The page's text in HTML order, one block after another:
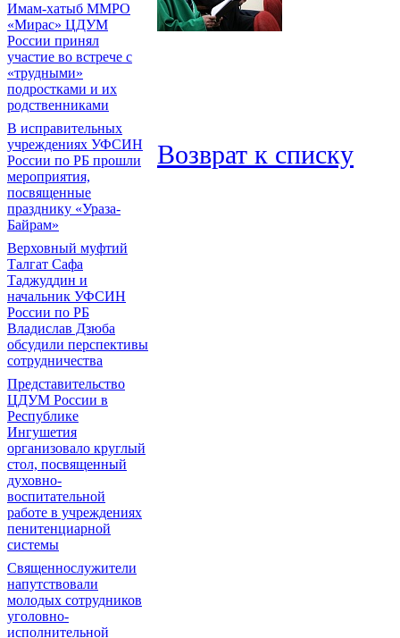
Имам-хатыб ММРО
«Мирас» ЦДУМ
России принял
участие во встрече с
«трудными»
подростками и их
родственниками
В исправительных
учреждениях УФСИН
России по РБ прошли
мероприятия,
посвященные
празднику «Ураза-
Байрам»
Верховный муфтий
Талгат Сафа
Таджуддин и
начальник УФСИН
России по РБ
Владислав Дзюба
обсудили перспективы
сотрудничества
Представительство
ЦДУМ России в
Республике
Ингушетия
организовало круглый
стол, посвященный
духовно-
воспитательной
работе в учреждениях
пенитенциарной
системы
Священнослужители
напутствовали
молодых сотрудников
уголовно-
исполнительной
Возврат к списку